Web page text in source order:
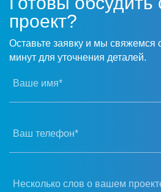
проект?
Оставьте заявку и мы свяжемся
минут для уточнения деталей.
Ваше имя*
Ваш телефон*
Несколько слов о вашем